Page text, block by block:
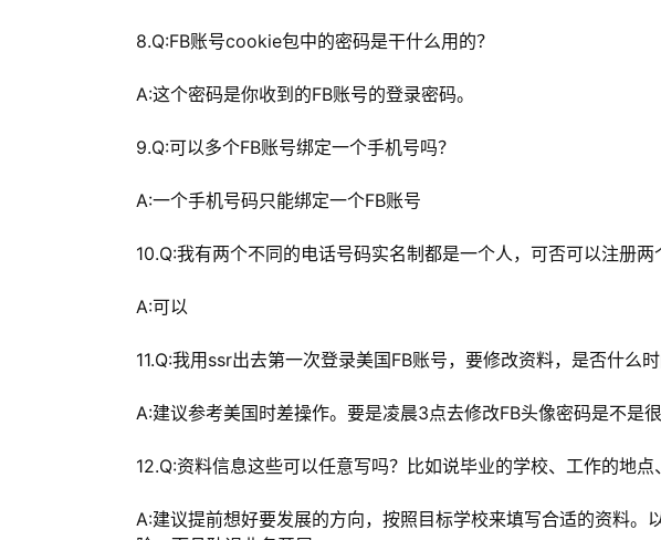
8.Q:FB账号cookie包中的密码是干什么用的？
A:这个密码是你收到的FB账号的登录密码。
9.Q:可以多个FB账号绑定一个手机号吗？
A:一个手机号码只能绑定一个FB账号
10.Q:我有两个不同的电话号码实名制都是一个人，可否可以注册两
A:可以
11.Q:我用ssr出去第一次登录美国FB账号，要修改资料，是否什么时
A:建议参考美国时差操作。要是凌晨3点去修改FB头像密码是不是很
12.Q:资料信息这些可以任意写吗？比如说毕业的学校、工作的地点
A:建议提前想好要发展的方向，按照目标学校来填写合适的资料。